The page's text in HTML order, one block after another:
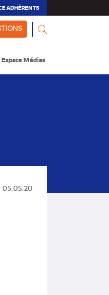
ADHÉRENTS
Espace Médias
05.05.20